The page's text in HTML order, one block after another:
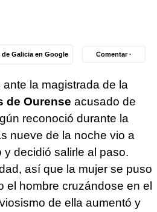
de Galicia en Google Comentar ·
la magistrada de la
de Ourense acusado de
reconoció durante la
nueve de la noche vio a
decidió salirle al paso.
así que la mujer se puso
el hombre cruzándose en el
de ella aumentó y